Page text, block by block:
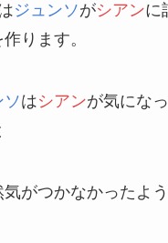
ジュンソがシアンに
ります。
ソはシアンが気にな
気がつかなかったよ